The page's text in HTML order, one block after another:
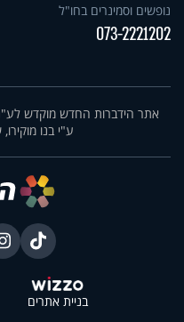
נופשים וסמינרים בחו"ל
073-2221202
אתר הידברות החדש מוקדש לע"נ
ע"י בנו
בניית אתרים